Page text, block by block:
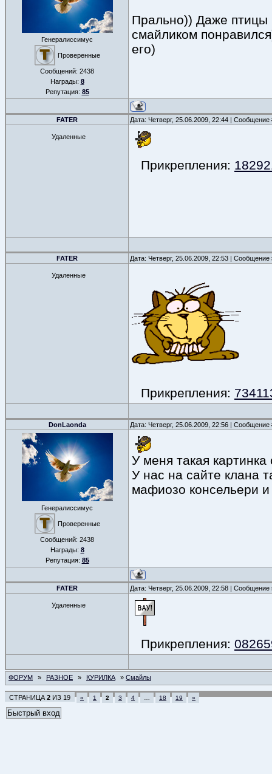
Генералиссимус
Проверенные
Сообщений: 2438
Награды: 8
Репутация: 85
Прально)) Даже птицы
смайликом
его)
FATER Дата: Четверг, 25.06.2009, 22:44 |
Удаленные
Прикрепления:
FATER Дата: Четверг, 25.06.2009, 22:53 |
Удаленные
Прикрепления:
DonLaonda Дата: Четверг, 25.06.2009, 22:56 |
Генералиссимус
Проверенные
Сообщений: 2438
Награды: 8
Репутация: 85
У меня такая картинка
У нас на сайте клана
мафиозо консельери
FATER Дата: Четверг, 25.06.2009, 22:58 |
Удаленные
Прикрепления:
ФОРУМ » РАЗНОЕ » КУРИЛКА » Смайлы
СТРАНИЦА 2 ИЗ 19 « 1 2 3 4 18 19 »